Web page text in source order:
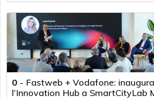
0 - Fastweb + Vodafone:
l’Innovation Hub a SmartCityLab